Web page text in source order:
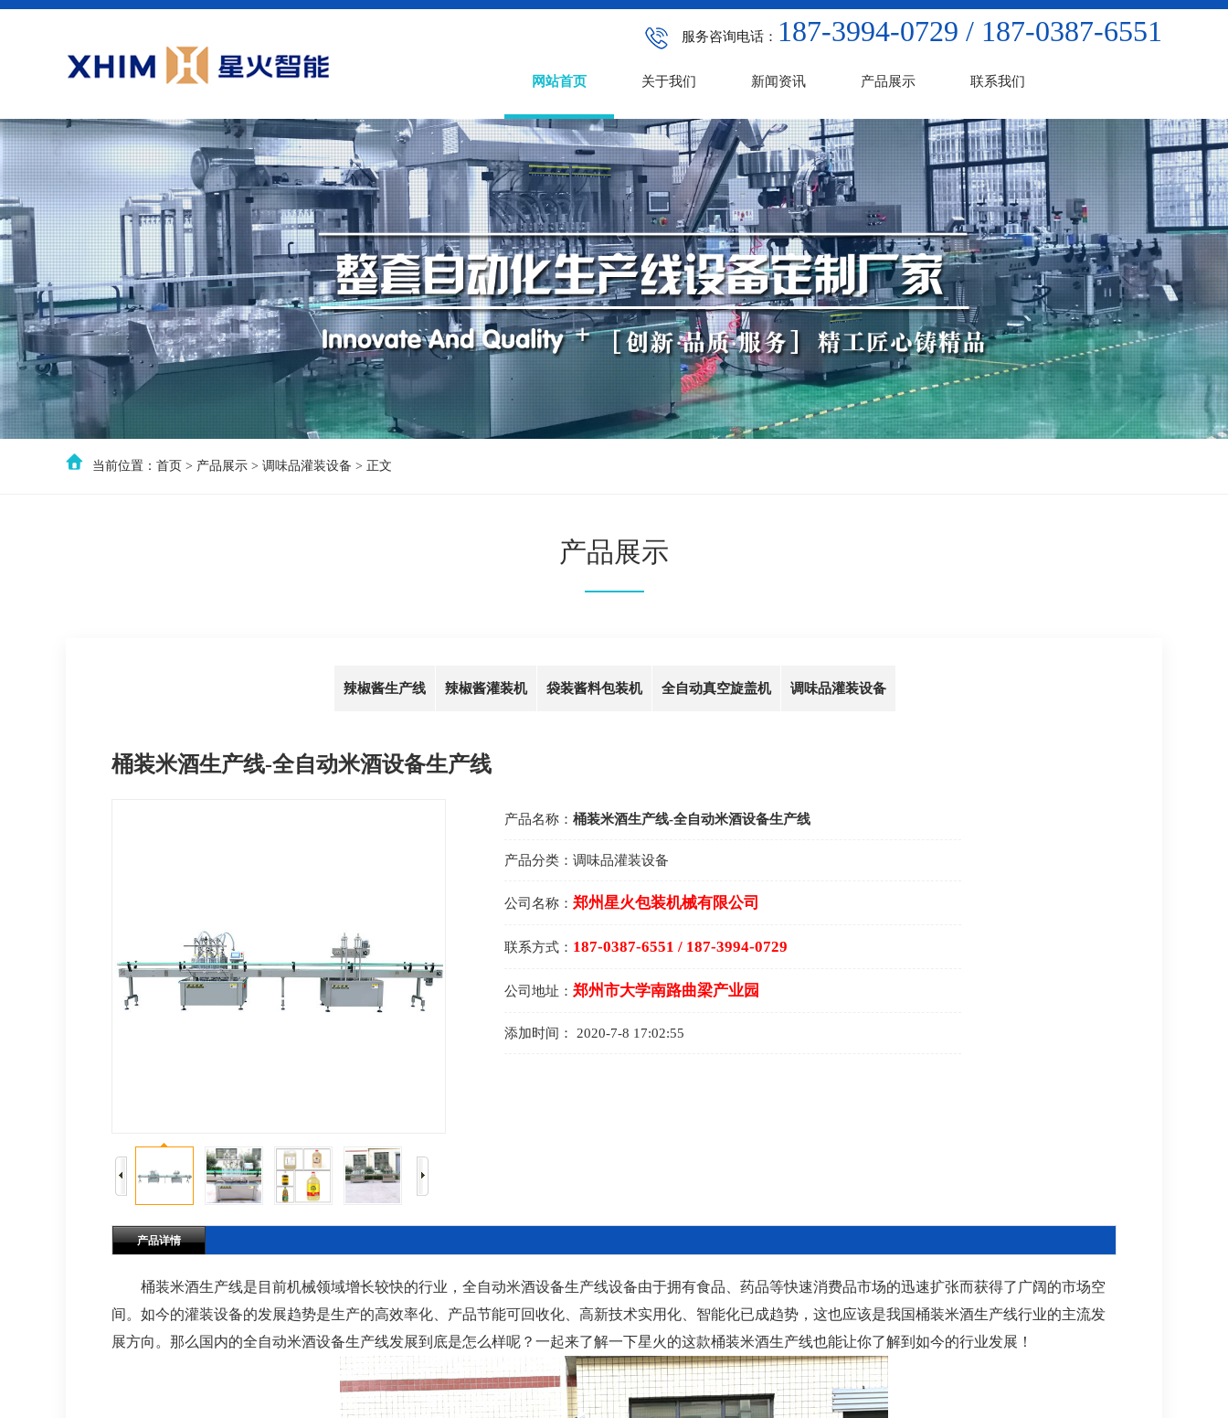
服务咨询电话： 187-3994-0729 / 187-0387-6551
网站首页 关于我们 新闻资讯 产品展示 联系我们
当前位置： 首页 > 产品展示 > 调味品灌装设备 > 正文
产品展示
辣椒酱生产线 辣椒酱灌装机 袋装酱料包装机 全自动真空旋盖机 调味品灌装设备
桶装米酒生产线-全自动米酒设备生产线
产品名称： 桶装米酒生产线-全自动米酒设备生产线
产品分类： 调味品灌装设备
公司名称： 郑州星火包装机械有限公司
联系方式： 187-0387-6551 / 187-3994-0729
公司地址： 郑州市大学南路曲梁产业园
添加时间： 2020-7-8 17:02:55
产品详情
桶装米酒生产线是目前机械领域增长较快的行业，全自动米酒设备生产线设备由于拥有食品、药品等快速消费品市场的迅速扩张而获得了广阔的市场空
间。如今的灌装设备的发展趋势是生产的高效率化、产品节能可回收化、高新技术实用化、智能化已成趋势，这也应该是我国桶装米酒生产线行业的主流发
展方向。那么国内的全自动米酒设备生产线发展到底是怎么样呢？一起来了解一下星火的这款桶装米酒生产线也能让你了解到如今的行业发展！